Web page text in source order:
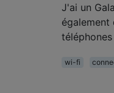
J'ai un
également
wi-fi